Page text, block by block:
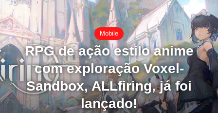
Mobile
RPG de ação estilo anime
com exploração Voxel-
Sandbox, ALLfiring, já foi
lançado!